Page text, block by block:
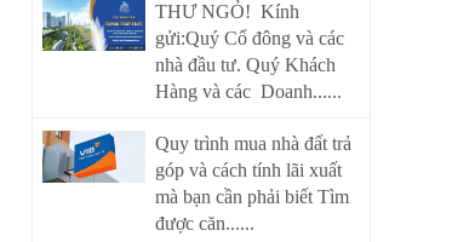
THƯ NGỎ! Kính
gửi:Quý Cổ đông và các
nhà đầu tư. Quý Khách
Hàng và các Doanh......
Quy trình mua nhà đất trả
góp và cách tính lãi xuất
mà bạn cần phải biết Tìm
được căn......